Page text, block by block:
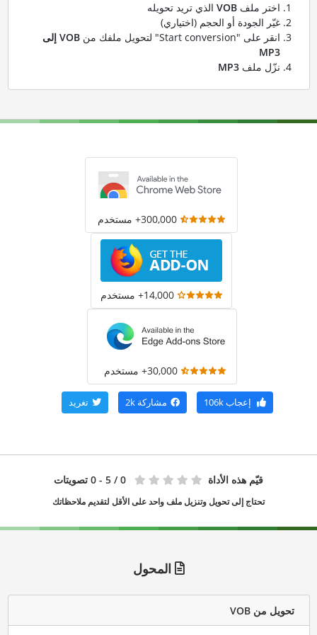
اختر ملف VOBالذي تريد تحويله
غيّر الجودة أو الحجم (اختياري)
انقر على "Start conversion" لتحويل ملفك من
VOB إلى
MP3
نزّل ملف MP3
300,000+ مستخدم
14,000+ مستخدم
30,000+ مستخدم
إعجاب106k مشاركة 2k تغريد
قيّم هذه الأداة 0 / 5 - 0 تصويتات
تحتاج إلى تحويل وتنزيل ملف واحد على الأقل لتقديم ملاحظاتك
المحول
تحويل من VOB